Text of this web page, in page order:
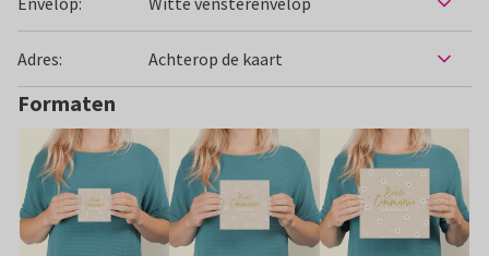
Adres: Achterop de kaart
Formaten